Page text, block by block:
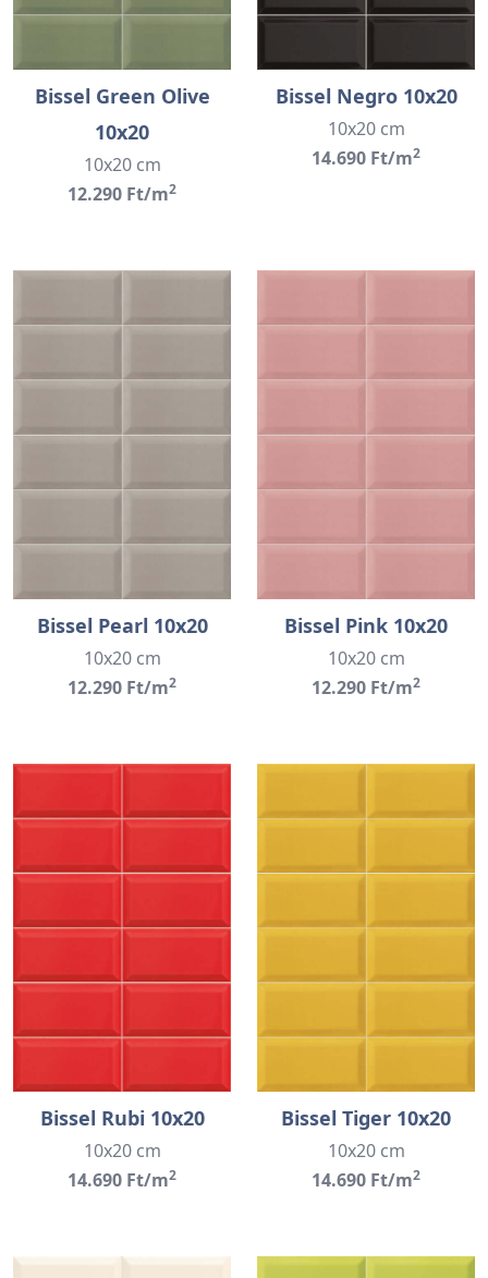
Bissel Green Olive
10x20
10x20 cm
12.290 Ft/m2
Bissel Negro 10x20
10x20 cm
14.690 Ft/m2
Bissel Pearl 10x20
10x20 cm
12.290 Ft/m2
Bissel Pink 10x20
10x20 cm
12.290 Ft/m2
Bissel Rubi 10x20
10x20 cm
14.690 Ft/m2
Bissel Tiger 10x20
10x20 cm
14.690 Ft/m2